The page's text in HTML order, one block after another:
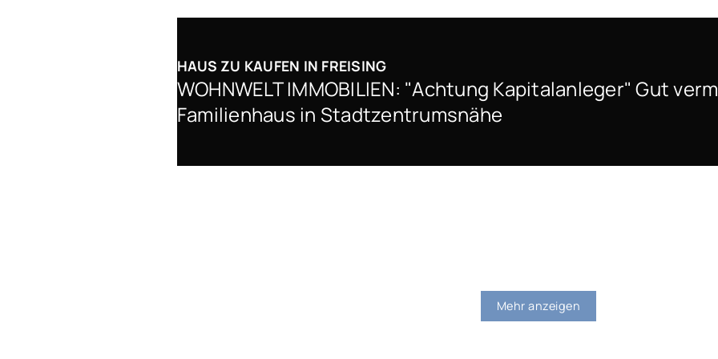
HAUS ZU KAUFEN IN FREISING
WOHNWELT IMMOBILIEN: "Achtung Kapitalanleger" Gut
Familienhaus in Stadtzentrumsnähe
Mehr anzeigen